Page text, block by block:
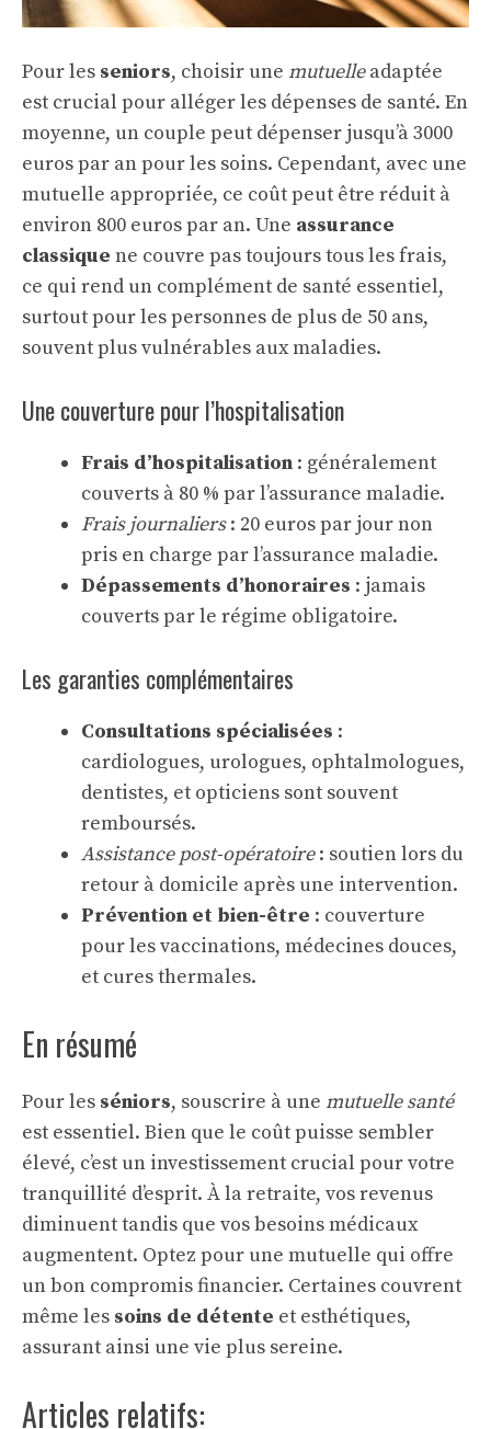
Pour les seniors, choisir une mutuelleadaptée
est crucial pour alléger les dépenses de santé. En
moyenne, un couple peut dépenser jusqu’à 3000
euros par an pour les soins. Cependant, avec une
mutuelle appropriée, ce coût peut être réduit à
environ 800 euros par an. Une assurance
classique ne couvre pas toujours tous les frais,
ce qui rend un complément de santé essentiel,
surtout pour les personnes de plus de 50 ans,
souvent plus vulnérables aux maladies.
Une couverture pour l’hospitalisation
Frais d’hospitalisation : généralement
couverts à 80 % par l’assurance maladie.
Frais journaliers: 20 euros par jour non
pris en charge par l’assurance maladie.
Dépassements d’honoraires : jamais
couverts par le régime obligatoire.
Les garanties complémentaires
Consultations spécialisées :
cardiologues, urologues, ophtalmologues,
dentistes, et opticiens sont souvent
remboursés.
Assistance post-opératoire: soutien lors du
retour à domicile après une intervention.
Prévention et bien-être : couverture
pour les vaccinations, médecines douces,
et cures thermales.
En résumé
Pour les séniors, souscrire à une mutuelle santé
est essentiel. Bien que le coût puisse sembler
élevé, c’est un investissement crucial pour votre
tranquillité d’esprit. À la retraite, vos revenus
diminuent tandis que vos besoins médicaux
augmentent. Optez pour une mutuelle qui offre
un bon compromis financier. Certaines couvrent
même les soins de détente et esthétiques,
assurant ainsi une vie plus sereine.
Articles relatifs: